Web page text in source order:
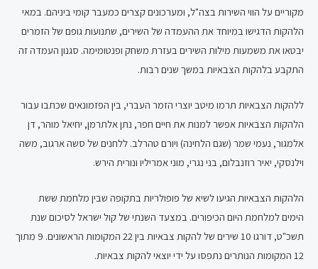
מקוריים על הווי השירות בצה"ל, ומערכונים קצרים כמעבר קומי ביניהם. במאי
הלהקות הדגישו במיוחד את ההעמדה של השירים, שתנועות גופם של הזמרים
יבטאו את משמעות מילות השירים בעזרת משחק ופנטומימה. סגנון העמדה זה
התקבע בלהקות הצבאיות במשך שנים רבות.
ללהקות הצבאיות תרמו מיטב יוצרי הזמר העברי, בין הפזמונאים שכתבו עבור
הלהקות הצבאיות אפשר למנות את חיים חפר, נתן אלתרמן, יחיאל מוהר, דן
אלמגור, נעמי שמר (שגם הלחינה) ויורם טהרלב. ללחנים של סשה ארגוב, משה
וילנסקי, יאיר רוזנבלום, בני נגרי, מוני אמריליו ונורית הירש.
הלהקות הצבאיות הגיעו לשיא של פופולריות בתקופה שבין מלחמת ששת
הימים למלחמת היום הכיפורים. במצעד השנתי של קול ישראל לסיכום שנת
תשכ"ט, דורגו 10 שירים של להקות צבאיות בין 22 המקומות הראשונים. 9 מתוך
12 המקומות הנותרים נתפסו על ידי יוצאי להקות צבאיות.